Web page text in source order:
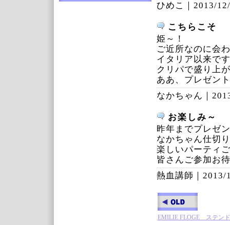
ひめこ｜ 2013/
こちらこそ
姫～！
ご近所なのに会
イタリア以来で
クリパで盛り上
ああ、プレゼン
なかちゃん｜
お楽しみ～
昨年までプレゼ
なかちゃん仕切
楽しいパーティ
皆さんご参加お
熱血講師｜ 2013/
EMILIE FLOGE ステン